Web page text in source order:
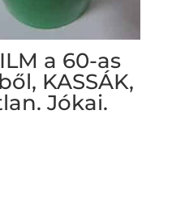
a 60-as
KASSÁK,
Jókai.